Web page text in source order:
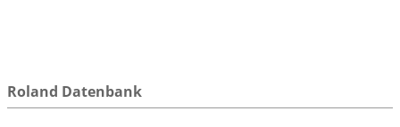
Roland Datenbank